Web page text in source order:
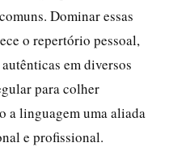
Dominar essas
o repertório pessoal,
em diversos
para colher
a linguagem uma aliada
e profissional.